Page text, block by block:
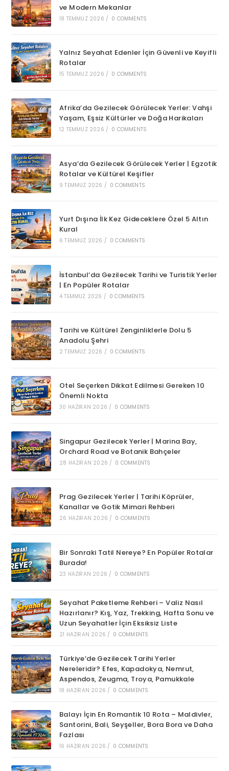
ve Modern Mekanlar
18 TEMMUZ 2026 / 0 COMMENTS
Yalnız Seyahat Edenler İçin Güvenli ve Keyifli
Rotalar
15 TEMMUZ 2026 / 0 COMMENTS
Afrika’da Gezilecek Görülecek Yerler: Vahşi
Yaşam, Eşsiz Kültürler ve Doğa Harikaları
12 TEMMUZ 2026 / 0 COMMENTS
Asya’da Gezilecek Görülecek Yerler | Egzotik
Rotalar ve Kültürel Keşifler
9 TEMMUZ 2026 / 0 COMMENTS
Yurt Dışına İlk Kez Gideceklere Özel 5 Altın
Kural
6 TEMMUZ 2026 / 0 COMMENTS
İstanbul’da Gezilecek Tarihi ve Turistik Yerler
| En Popüler Rotalar
4 TEMMUZ 2026 / 0 COMMENTS
Tarihi ve Kültürel Zenginliklerle Dolu 5
Anadolu Şehri
2 TEMMUZ 2026 / 0 COMMENTS
Otel Seçerken Dikkat Edilmesi Gereken 10
Önemli Nokta
30 HAZIRAN 2026 / 0 COMMENTS
Singapur Gezilecek Yerler | Marina Bay,
Orchard Road ve Botanik Bahçeler
28 HAZIRAN 2026 / 0 COMMENTS
Prag Gezilecek Yerler | Tarihi Köprüler,
Kanallar ve Gotik Mimari Rehberi
26 HAZIRAN 2026 / 0 COMMENTS
Bir Sonraki Tatil Nereye? En Popüler Rotalar
Burada!
23 HAZIRAN 2026 / 0 COMMENTS
Seyahat Paketleme Rehberi – Valiz Nasıl
Hazırlanır? Kış, Yaz, Trekking, Hafta Sonu ve
Uzun Seyahatler İçin Eksiksiz Liste
21 HAZIRAN 2026 / 0 COMMENTS
Türkiye’de Gezilecek Tarihi Yerler
Nereleridir? Efes, Kapadokya, Nemrut,
Aspendos, Zeugma, Troya, Pamukkale
18 HAZIRAN 2026 / 0 COMMENTS
Balayı İçin En Romantik 10 Rota – Maldivler,
Santorini, Bali, Seyşeller, Bora Bora ve Daha
Fazlası
16 HAZIRAN 2026 / 0 COMMENTS